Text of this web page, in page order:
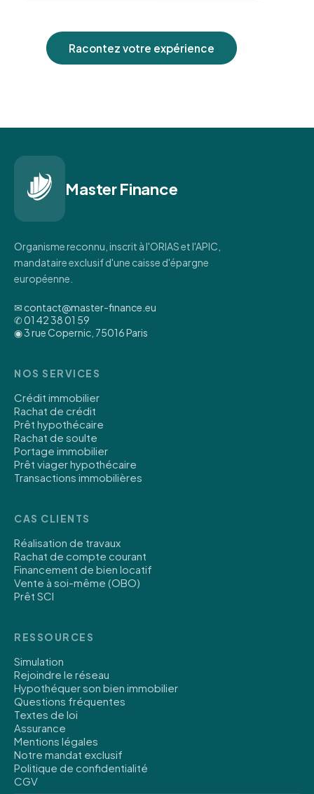
Racontez votre expérience
Master Finance
Organisme reconnu, inscrit à l'ORIAS et l'APIC,
mandataire exclusif d'une caisse d'épargne
européenne.
✉ contact@master-finance.eu
✆ 01 42 38 01 59
◉ 3 rue Copernic, 75016 Paris
NOS SERVICES
Crédit immobilier
Rachat de crédit
Prêt hypothécaire
Rachat de soulte
Portage immobilier
Prêt viager hypothécaire
Transactions immobilières
CAS CLIENTS
Réalisation de travaux
Rachat de compte courant
Financement de bien locatif
Vente à soi-même (OBO)
Prêt SCI
RESSOURCES
Simulation
Rejoindre le réseau
Hypothéquer son bien immobilier
Questions fréquentes
Textes de loi
Assurance
Mentions légales
Notre mandat exclusif
Politique de confidentialité
CGV